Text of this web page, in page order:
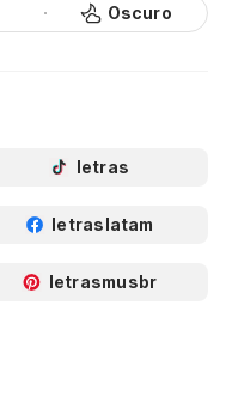
Oscuro
letras
letraslatam
letrasmusbr